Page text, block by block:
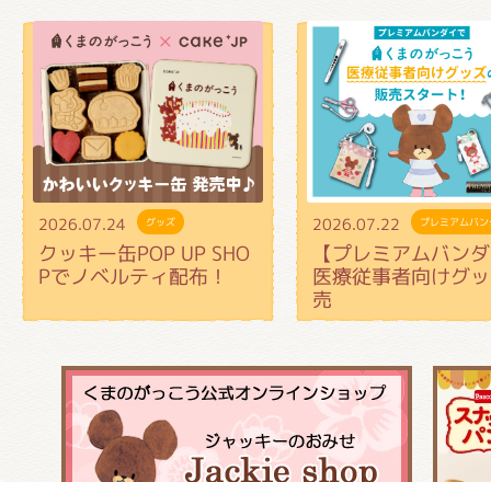
2026.07.24 グッズ
クッキー缶POP UP SHO
Pでノベルティ配布！
2026.07.22 プレミアムバ
【プレミアムバン
医療従事者向けグ
売